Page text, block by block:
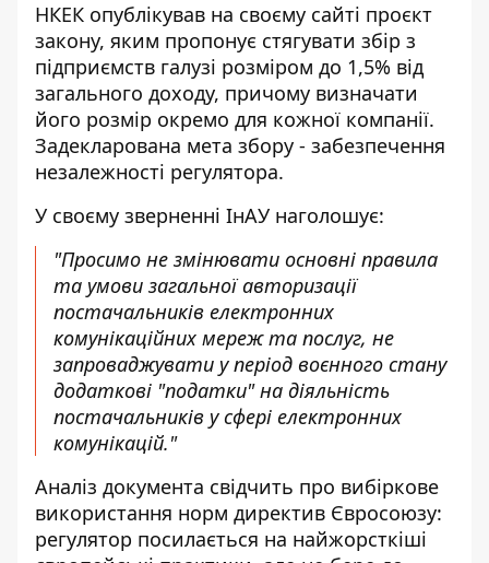
НКЕК опублікував на своєму сайті проєкт
закону, яким пропонує стягувати збір з
підприємств галузі розміром до 1,5% від
загального доходу, причому визначати
його розмір окремо для кожної компанії.
Задекларована мета збору - забезпечення
незалежності регулятора.
У своєму зверненні ІнАУ наголошує:
"Просимо не змінювати основні правила
та умови загальної авторизації
постачальників електронних
комунікаційних мереж та послуг, не
запроваджувати у період воєнного стану
додаткові "податки" на діяльність
постачальників у сфері електронних
комунікацій."
Аналіз документа свідчить про вибіркове
використання норм директив Євросоюзу:
регулятор посилається на найжорсткіші